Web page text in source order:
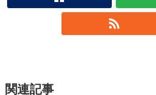
関連記事